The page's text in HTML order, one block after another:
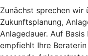
Zunächst sprechen wir
Zukunftsplanung,
Anlagedauer. Auf
empfiehlt Ihre